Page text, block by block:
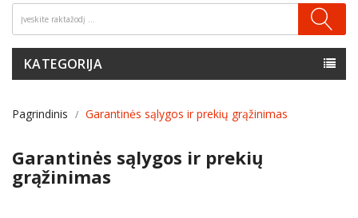
KATEGORIJA
Pagrindinis Garantinės sąlygos ir prekių grąžinimas
Garantinės sąlygos ir prekių
grąžinimas